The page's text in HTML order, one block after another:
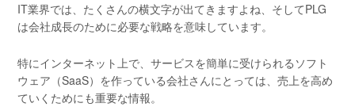
IT業界では、たくさんの横文字が出てきますよね、そしてPLG
は会社成長のために必要な戦略を意味しています。
特にインターネット上で、サービスを簡単に受けられるソフト
ウェア（SaaS）を作っている会社さんにとっては、売上を高め
ていくためにも重要な情報。